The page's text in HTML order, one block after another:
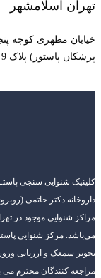
تهران اسلامشهر
خیابان مطهری کوچه
پزشکان پاستور) پلاک 9 طبقه اول
کلینیک شنوایی سنجی
مراکز شنوایی موجود در
می‌باشد. مرکز شنوایی
مراجعه کنندگان محترم می